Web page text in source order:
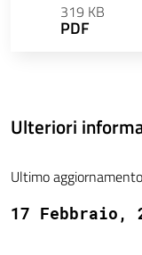
319 KB
PDF
Ulteriori
Ultimo aggiornamento
17 Febbraio,